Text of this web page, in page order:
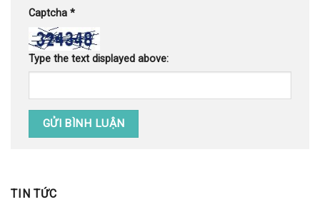
Captcha *
Type the text displayed above:
TIN TỨC